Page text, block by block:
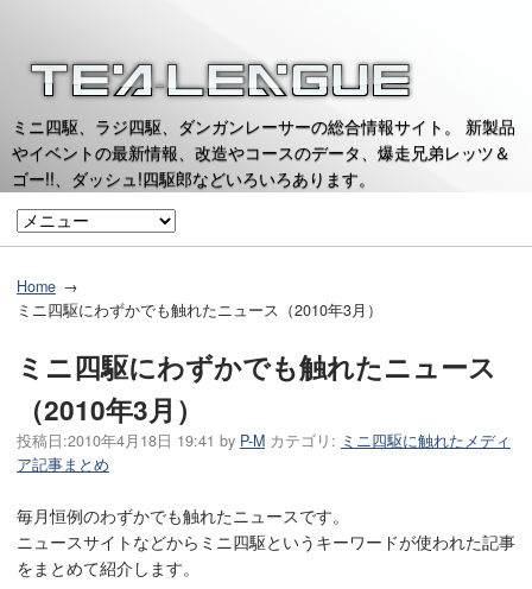
ミニ四駆、ラジ四駆、ダンガンレーサーの総合情報サイト。 新製品
やイベントの最新情報、改造やコースのデータ、爆走兄弟レッツ＆
ゴー!!、ダッシュ!四駆郎などいろいろあります。
Home
ミニ四駆にわずかでも触れたニュース（2010年3月）
ミニ四駆にわずかでも触れたニュース
（2010年3月）
投稿日:2010年4月18日 19:41 by P-M カテゴリ: ミニ四駆に触れたメディ
ア記事まとめ
毎月恒例のわずかでも触れたニュースです。
ニュースサイトなどからミニ四駆というキーワードが使われた記事
をまとめて紹介します。